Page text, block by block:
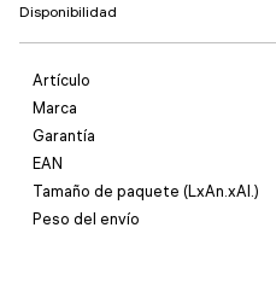
Disponibilidad
Artículo
Marca
Garantía
EAN
Tamaño de paquete (LxAn.xAl.)
Peso del envío